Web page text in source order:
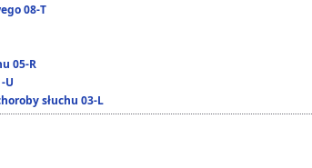
08-T
05-R
U
słuchu 03-L